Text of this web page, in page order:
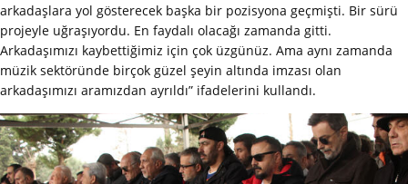
arkadaşlara yol gösterecek başka bir pozisyona geçmişti. Bir sürü
projeyle uğraşıyordu. En faydalı olacağı zamanda gitti.
Arkadaşımızı kaybettiğimiz için çok üzgünüz. Ama aynı zamanda
müzik sektöründe birçok güzel şeyin altında imzası olan
arkadaşımızı aramızdan ayrıldı” ifadelerini kullandı.